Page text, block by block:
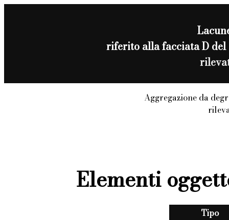
riferito alla facciata D del
Aggregazione da
Elementi
Tipo